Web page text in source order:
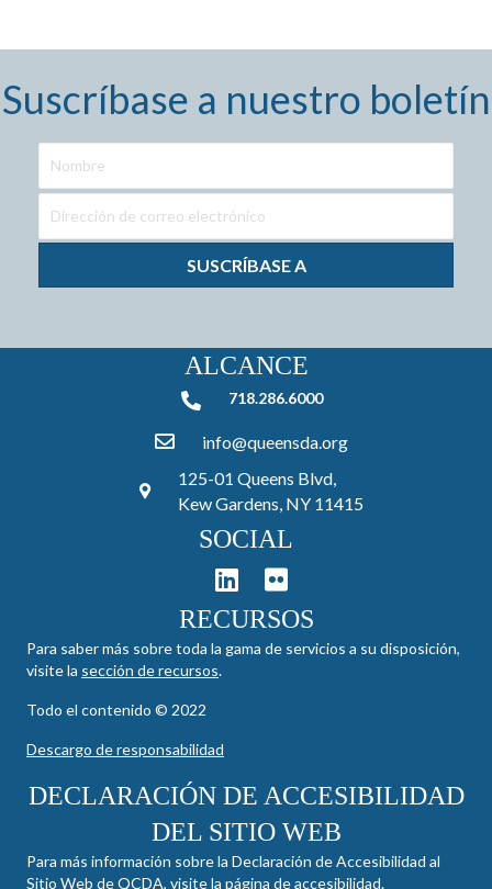
Suscríbase a nuestro boletín
SUSCRÍBASE A
ALCANCE
718.286.6000718.286.6000
info@queensda.org
125-01 Queens Blvd,
Kew Gardens, NY 11415
SOCIAL
RECURSOS
Para saber más sobre toda la gama de servicios a su disposición,
visite la sección de recursos.
Todo el contenido © 2022
Descargo de responsabilidad
DECLARACIÓN DE ACCESIBILIDAD
DEL SITIO WEB
Para más información sobre la Declaración de Accesibilidad al
Sitio Web de QCDA, visite la página de accesibilidad.